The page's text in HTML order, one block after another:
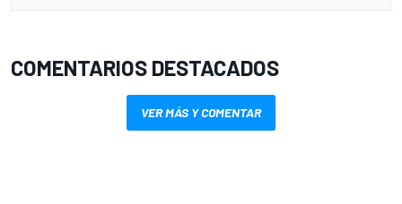
COMENTARIOS DESTACADOS
VER MÁS Y COMENTAR